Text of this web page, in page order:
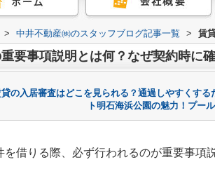
> 中井不動産㈱のスタッフブログ記事一覧 > 賃
要事項説明とは何？なぜ契約時に
の入居審査はどこを見られる？通過しやすくする
ト明石海浜公園の魅力！プー
を借りる際、必ず行われるのが重要事項